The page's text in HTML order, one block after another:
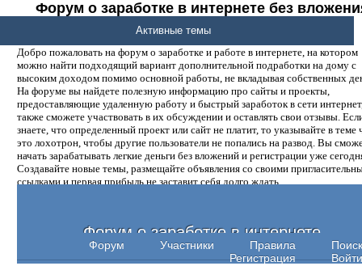
Форум о заработке в интернете без
денег.
Добро пожаловать на форум о заработке и работе в интернете, на котором
можно найти подходящий вариант дополнительной подработки на дому с
высоким доходом помимо основной работы, не вкладывая собственных
На форуме вы найдете полезную информацию про сайты и проекты,
предоставляющие удаленную работу и быстрый заработок в сети
также сможете участвовать в их обсуждении и оставлять свои отзывы.
знаете, что определенный проект или сайт не платит, то указывайте в теме
это лохотрон, чтобы другие пользователи не попались на развод. Вы
начать зарабатывать легкие деньги без вложений и регистрации уже
Создавайте новые темы, размещайте объявления со своими
ссылками и первая прибыль не заставит себя долго ждать.
Форум о заработке в интернете
Форум Участники Правила
Поиск
Регистрация
Войти
Активные темы